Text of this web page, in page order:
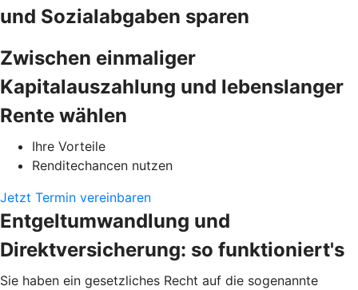
und Sozialabgaben sparen
Zwischen einmaliger
Kapitalauszahlung und lebenslanger
Rente wählen
Ihre Vorteile
Renditechancen nutzen
Jetzt Termin vereinbaren
Entgeltumwandlung und
Direktversicherung: so funktioniert's
Sie haben ein gesetzliches Recht auf die sogenannte